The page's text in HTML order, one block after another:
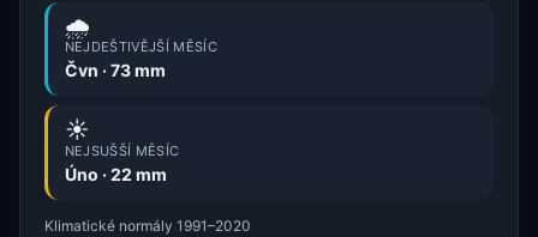
🌧️
NEJDEŠTIVĚJŠÍ MĚSÍC
Čvn · 73 mm
☀️
NEJSUŠŠÍ MĚSÍC
Úno · 22 mm
Klimatické normály 1991–2020